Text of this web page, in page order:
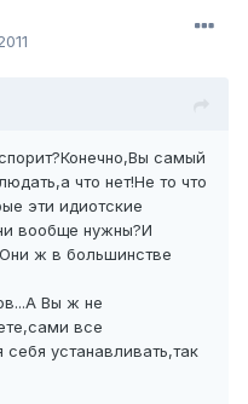
самый
что нет!Не то что
эти идиотские
вообще нужны?И
ж в большинстве
Вы ж не
все
устанавливать,так